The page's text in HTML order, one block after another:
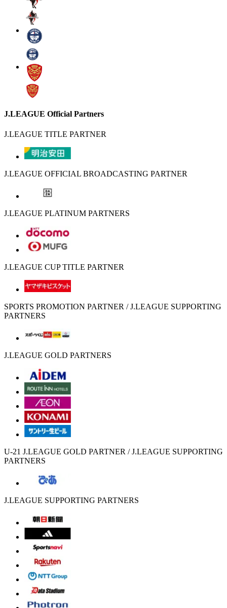
J.LEAGUE Official Partners
J.LEAGUE TITLE PARTNER
J.LEAGUE OFFICIAL BROADCASTING PARTNER
J.LEAGUE PLATINUM PARTNERS
J.LEAGUE CUP TITLE PARTNER
SPORTS PROMOTION PARTNER / J.LEAGUE SUPPORTING
PARTNERS
J.LEAGUE GOLD PARTNERS
U-21 J.LEAGUE GOLD PARTNER / J.LEAGUE SUPPORTING
PARTNERS
J.LEAGUE SUPPORTING PARTNERS